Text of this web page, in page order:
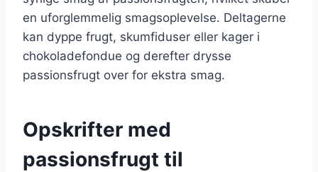
en uforglemmelig smagsoplevelse. Deltagerne
kan dyppe frugt, skumfiduser eller kager i
chokoladefondue og derefter drysse
passionsfrugt over for ekstra smag.
Opskrifter med
passionsfrugt til